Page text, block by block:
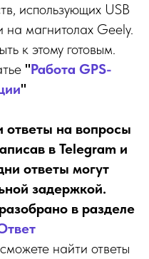
использующих USB
на магнитолах Geely.
к этому готовым.
"Работа GPS-
"
на вопросы
в Telegram и
ответы могут
задержкой.
в разделе
найти ответы